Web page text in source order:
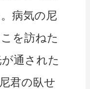
病気の尼
を訪ねた
通された
君の臥せ